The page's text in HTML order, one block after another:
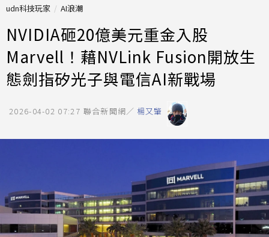
udn科技玩家 AI浪潮
NVIDIA砸20億美元重金入股
Marvell！藉NVLink Fusion開放生
態劍指矽光子與電信AI新戰場
2026-04-02 07:27 聯合新聞網／ 楊又肇